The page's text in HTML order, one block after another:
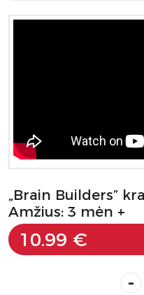
„Brain Builders”
Amžius: 3 mėn +
10.99 €
-